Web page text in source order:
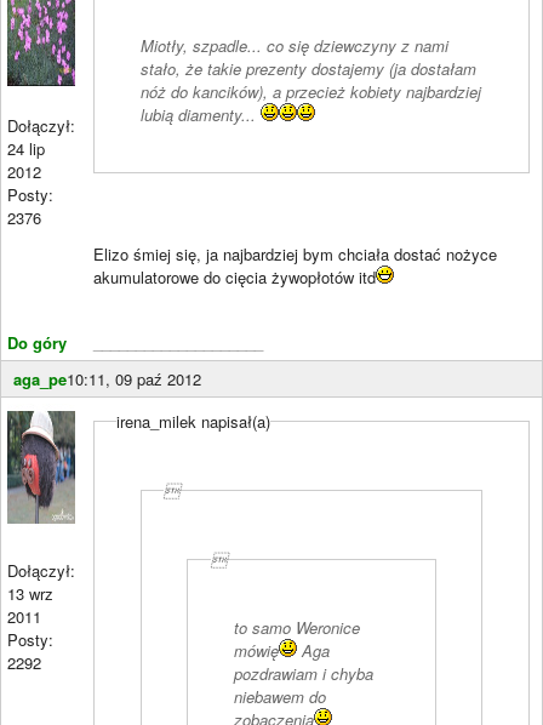
Dołączył:
24 lip
2012
Posty:
2376
Do góry
Miotły, szpadle... co się dziewczyny z nami
stało, że takie prezenty dostajemy (ja dostałam
nóż do kancików), a przecież kobiety najbardziej
lubią diamenty...
Elizo śmiej się, ja najbardziej bym chciała dostać nożyce
akumulatorowe do cięcia żywopłotów itd
aga_pe10:11, 09 paź 2012
Dołączył:
13 wrz
2011
Posty:
2292
irena_milek napisał(a)


to samo Weronice
mówię
Aga
pozdrawiam i chyba
niebawem do
zobaczenia